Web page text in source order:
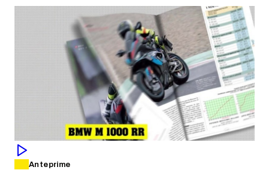
Anteprime